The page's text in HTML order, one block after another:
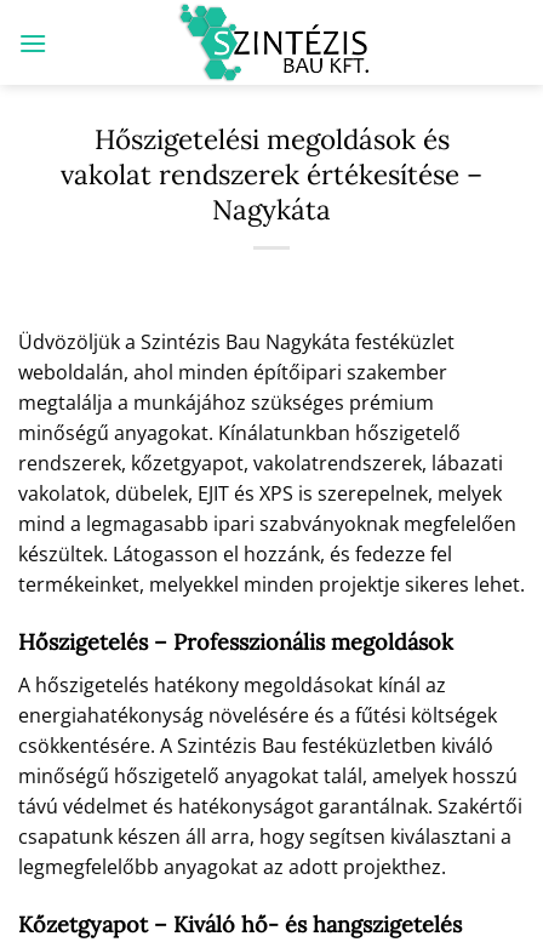
Hőszigetelési megoldások és
vakolat rendszerek értékesítése –
Nagykáta
Üdvözöljük a Szintézis Bau Nagykáta festéküzlet
weboldalán, ahol minden építőipari szakember
megtalálja a munkájához szükséges prémium
minőségű anyagokat. Kínálatunkban hőszigetelő
rendszerek, kőzetgyapot, vakolatrendszerek, lábazati
vakolatok, dübelek, EJIT és XPS is szerepelnek, melyek
mind a legmagasabb ipari szabványoknak megfelelően
készültek. Látogasson el hozzánk, és fedezze fel
termékeinket, melyekkel minden projektje sikeres lehet.
Hőszigetelés – Professzionális megoldások
A hőszigetelés hatékony megoldásokat kínál az
energiahatékonyság növelésére és a fűtési költségek
csökkentésére. A Szintézis Bau festéküzletben kiváló
minőségű hőszigetelő anyagokat talál, amelyek hosszú
távú védelmet és hatékonyságot garantálnak. Szakértői
csapatunk készen áll arra, hogy segítsen kiválasztani a
legmegfelelőbb anyagokat az adott projekthez.
Kőzetgyapot – Kiváló hő- és hangszigetelés